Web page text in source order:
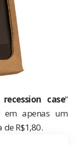
case”
em apenas um
de R$1,80.